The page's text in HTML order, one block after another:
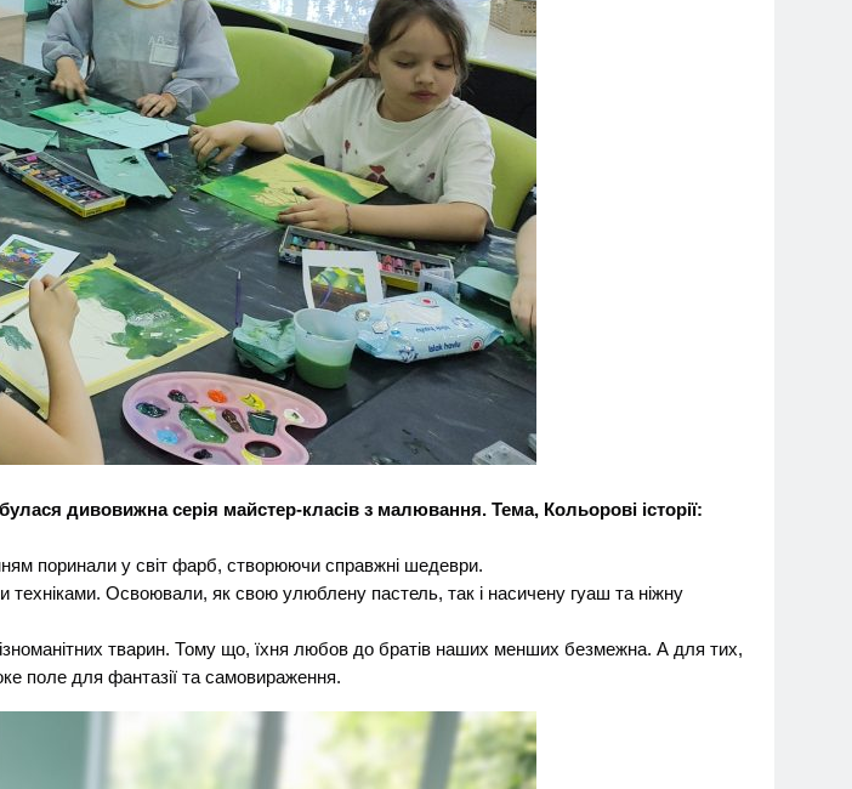
дивовижна серія майстер-класів з малювання. Тема, Кольорові історії:
поринали у світ фарб, створюючи справжні шедеври.
техніками. Освоювали, як свою улюблену пастель, так і насичену гуаш та ніжну
тварин. Тому що, їхня любов до братів наших менших безмежна. А для тих,
поле для фантазії та самовираження.